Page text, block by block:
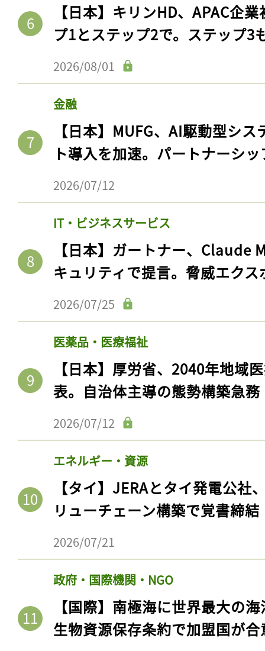
【日本】キリンHD、APAC企
プ1とステップ2で。ステップ3
2026/08/01
金融
【日本】MUFG、AI駆動型シ
ト導入を加速。パートナーシ
2026/07/12
IT・ビジネスサービス
【日本】ガートナー、Claude
キュリティで提言。脅威エク
2026/07/25
医薬品・医療福祉
【日本】厚労省、2040年地域
表。自治体主導の態勢構築急務
2026/07/12
エネルギー・資源
【タイ】JERAとタイ発電公社
リューチェーン構築で覚書締結
2026/07/21
政府・国際機関・NGO
【国際】南極海に世界最大の
生物資源保存条約で加盟国が合